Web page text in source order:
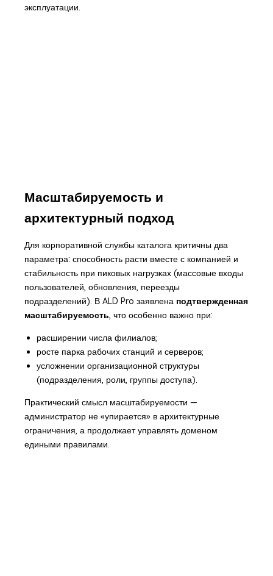
эксплуатации.
Масштабируемость и
архитектурный подход
Для корпоративной службы каталога критичны два
параметра: способность расти вместе с компанией и
стабильность при пиковых нагрузках (массовые входы
пользователей, обновления, переезды
подразделений). В ALD Pro заявлена подтвержденная
масштабируемость, что особенно важно при:
расширении числа филиалов;
росте парка рабочих станций и серверов;
усложнении организационной структуры
(подразделения, роли, группы доступа).
Практический смысл масштабируемости —
администратор не «упирается» в архитектурные
ограничения, а продолжает управлять доменом
едиными правилами.